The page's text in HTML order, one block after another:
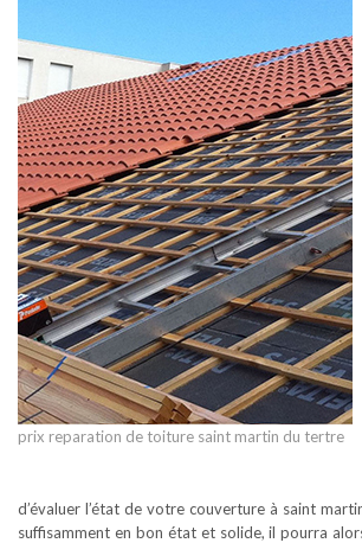
prix reparation de toiture saint martin du tertre
d’évaluer l’état de votre couverture à saint
suffisamment en bon état et solide, il pourra